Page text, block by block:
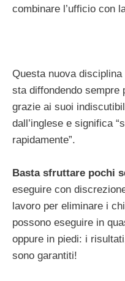
combinare l’ufficio con
Questa nuova
sta diffondendo sempre
grazie ai suoi
dall’inglese e significa
rapidamente”.
Basta sfruttare pochi
eseguire con
lavoro per eliminare i
possono eseguire in
oppure in piedi: i
sono garantiti!